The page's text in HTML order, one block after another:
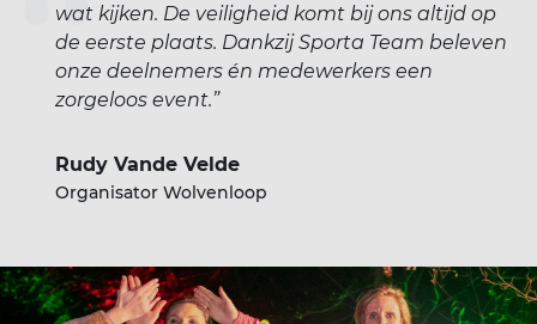
wat kijken. De veiligheid komt bij ons altijd op
de eerste plaats. Dankzij Sporta Team beleven
onze deelnemers én medewerkers een
zorgeloos event.
Rudy Vande Velde
Organisator Wolvenloop